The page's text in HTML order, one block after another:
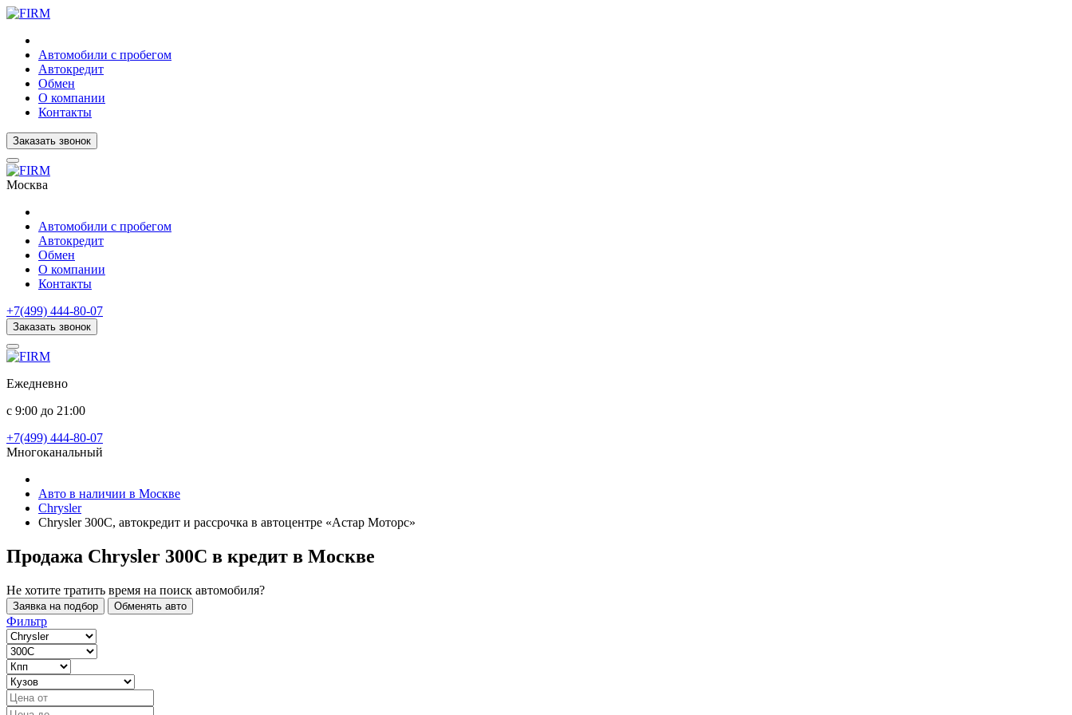
Автомобили с пробегом
Автокредит
Обмен
О компании
Контакты
Заказать звонок
Москва
Автомобили с пробегом
Автокредит
Обмен
О компании
Контакты
+7(499) 444-80-07
Заказать звонок
Ежедневно
с 9:00 до 21:00
+7(499) 444-80-07
Многоканальный
Авто в наличии в Москве
Chrysler
Chrysler 300C, автокредит и рассрочка в автоцентре «Астар Моторс»
Продажа Chrysler 300C в кредит в Москве
Не хотите тратить время на поиск автомобиля?
Заявка на подбор Обменять авто
Фильтр